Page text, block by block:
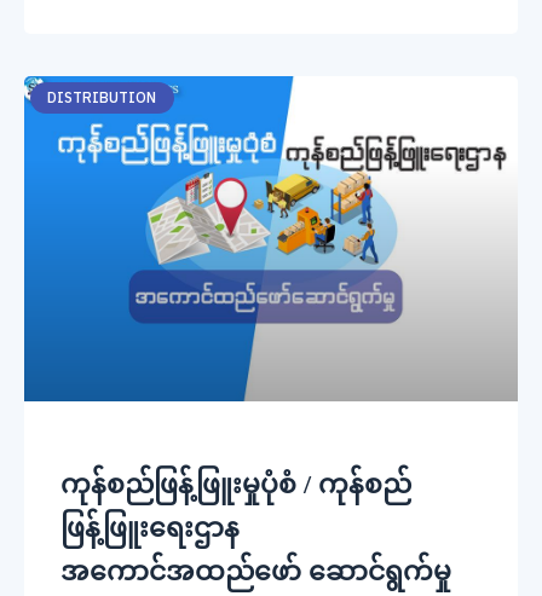
DISTRIBUTION
ကုန်စည်ဖြန့်ဖြူးမှုပုံစံ / ကုန်စည်
ဖြန့်ဖြူးရေးဌာန
အကောင်အထည်ဖော် ဆောင်ရွက်မှု